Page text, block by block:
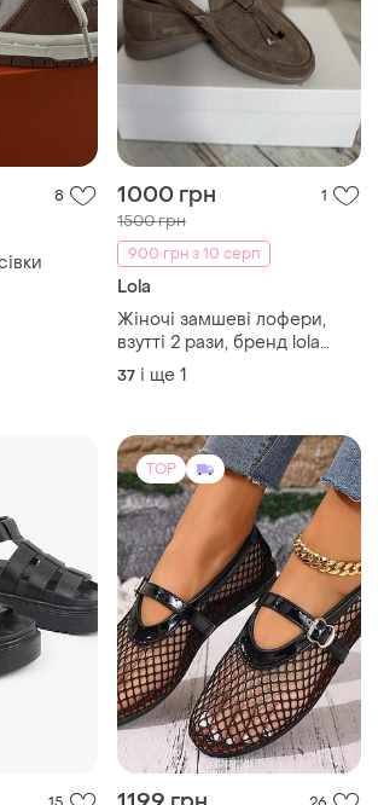
TOP
1199 грн
лофери, мюлі, літні сандалі
37 і ще 2
TOP